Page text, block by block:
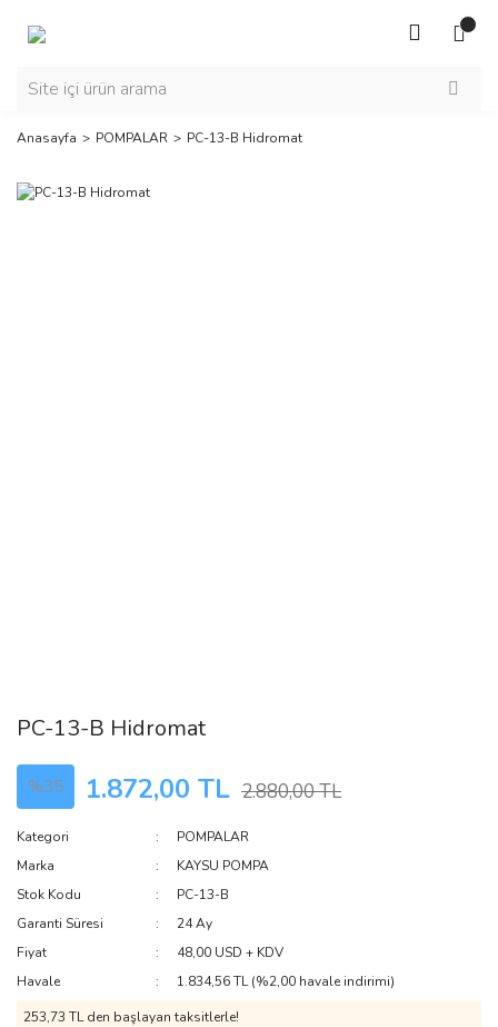
Anasayfa POMPALAR PC-13-B Hidromat
PC-13-B Hidromat
%35 1.872,00 TL 2.880,00 TL
Kategori
POMPALAR
Marka
KAYSU POMPA
Stok Kodu
PC-13-B
Garanti Süresi
24 Ay
Fiyat
48,00 USD + KDV
Havale
1.834,56 TL (%2,00 havale indirimi)
253,73 TL den başlayan taksitlerle!